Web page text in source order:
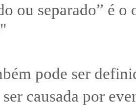
ou separado” é
pode ser
causada por